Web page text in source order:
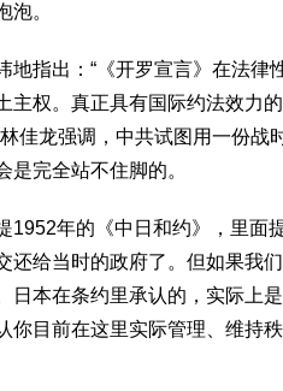
泡。
地指出：“《开罗宣言》在法律
主权。真正具有国际约法效力
佳龙强调，中共试图用一份战
是完全站不住脚的。
1952年的《中日和约》，里面
还给当时的政府了。但如果我
日本在条约里承认的，实际上
你目前在这里实际管理、维持